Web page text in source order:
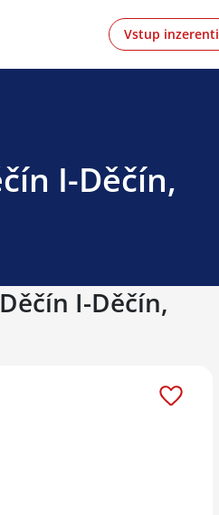
Vstup inzerenti
I-Děčín,
I-Děčín,